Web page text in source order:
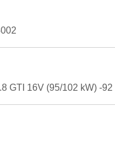
GTI 16V (95/102 kW) -92